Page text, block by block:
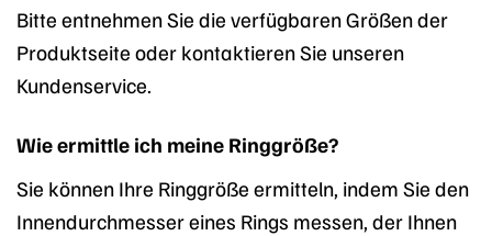
Bitte entnehmen Sie die verfügbaren Größen der
Produktseite oder kontaktieren Sie unseren
Kundenservice.
Wie ermittle ich meine Ringgröße?
Sie können Ihre Ringgröße ermitteln, indem Sie den
Innendurchmesser eines Rings messen, der Ihnen